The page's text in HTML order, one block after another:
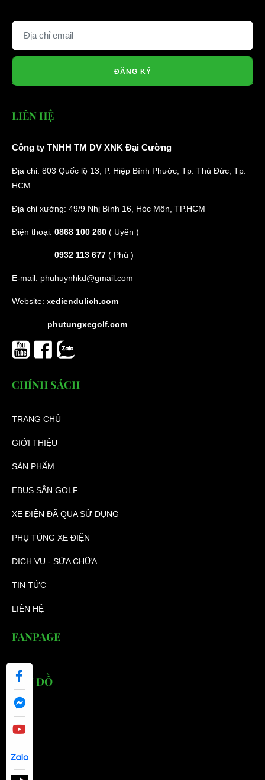
ĐĂNG KÝ
LIÊN HỆ
Công ty TNHH TM DV XNK Đại Cường
Địa chỉ: 803 Quốc lộ 13, P. Hiệp Bình Phước, Tp. Thủ Đức, Tp.
HCM
Địa chỉ xưởng: 49/9 Nhị Bình 16, Hóc Môn, TP.HCM
Điện thoại: 0868 100 260 ( Uyên )
0932 113 677 ( Phú )
E-mail: phuhuynhkd@gmail.com
Website: xediendulich.com
phutungxegolf.com
CHÍNH SÁCH
TRANG CHỦ
GIỚI THIỆU
SẢN PHẨM
EBUS SÂN GOLF
XE ĐIỆN ĐÃ QUA SỬ DỤNG
PHỤ TÙNG XE ĐIỆN
DỊCH VỤ - SỬA CHỮA
TIN TỨC
LIÊN HỆ
FANPAGE
BẢN ĐỒ